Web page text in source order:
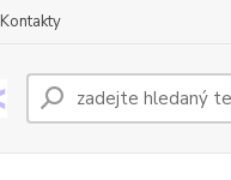
Kontakty